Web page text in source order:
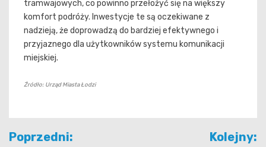
tramwajowych, co powinno przełożyć się na większy
komfort podróży. Inwestycje te są oczekiwane z
nadzieją, że doprowadzą do bardziej efektywnego i
przyjaznego dla użytkowników systemu komunikacji
miejskiej.
Źródło: Urząd Miasta Łodzi
Nawigacja
Poprzedni: Kolejny: